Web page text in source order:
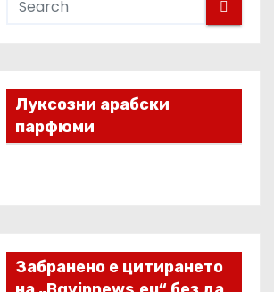
Луксозни арабски
парфюми
Забранено е цитирането